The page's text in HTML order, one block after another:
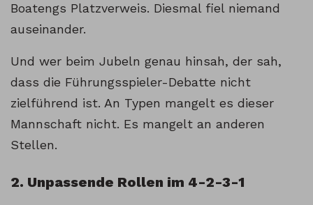
Boatengs Platzverweis. Diesmal fiel niemand
auseinander.
Und wer beim Jubeln genau hinsah, der sah,
dass die Führungsspieler-Debatte nicht
zielführend ist. An Typen mangelt es dieser
Mannschaft nicht. Es mangelt an anderen
Stellen.
2. Unpassende Rollen im 4-2-3-1